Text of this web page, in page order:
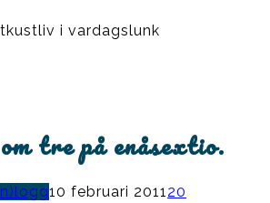
i vardagslunk
tre på enåsextio.
10 februari 201120